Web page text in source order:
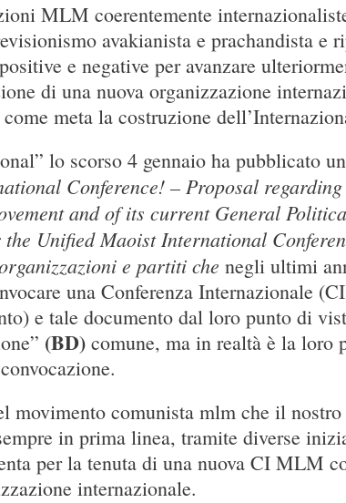
MLM coerentemente
avakianista e prachandista e
e negative per avanzare
di una nuova organizzazione
meta la costruzione
lo scorso 4 gennaio ha pubblicato
Conference! – Proposal
and of its current General
Unified Maoist International
e partiti che negli ultimi
una Conferenza Internazionale
e tale documento dal loro punto di
(BD)comune, ma in realtà è la loro
movimento comunista mlm che il
in prima linea, tramite diverse
per la tenuta di una nuova CI MLM
internazionale.